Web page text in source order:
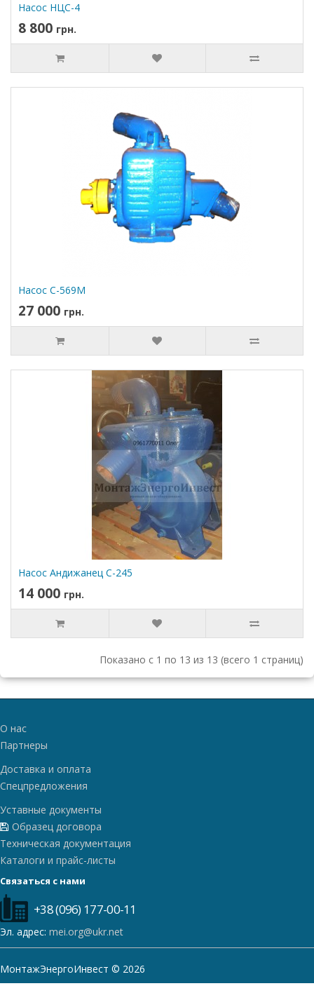
Насос НЦС-4
8 800 грн.
Насос С-569М
27 000 грн.
Насос Андижанец С-245
14 000 грн.
Показано с 1 по 13 из 13 (всего 1 страниц)
О нас
Партнеры
Доставка и оплата
Спецпредложения
Уставные документы
Образец договора
Техническая документация
Каталоги и прайс-листы
Связаться с нами
+38 (096) 177-00-11
Эл. адрес: mei.org@ukr.net
МонтажЭнергоИнвест © 2026